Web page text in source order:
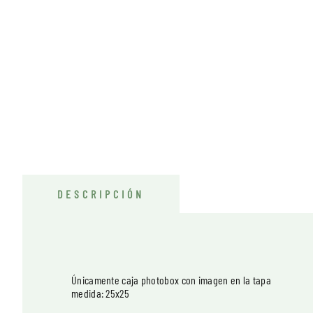
DESCRIPCIÓN
Únicamente caja photobox con imagen en la tapa
medida: 25x25